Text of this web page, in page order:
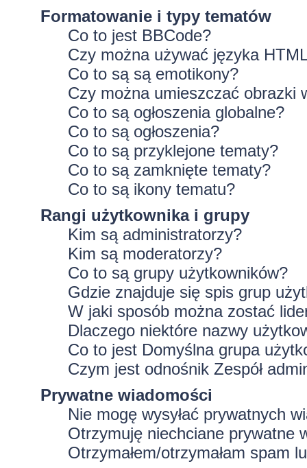
Formatowanie i typy tematów
Co to jest BBCode?
Czy można używać języka
Co to są są emotikony?
Czy można umieszczać obrazki
Co to są ogłoszenia globalne?
Co to są ogłoszenia?
Co to są przyklejone tematy?
Co to są zamknięte tematy?
Co to są ikony tematu?
Rangi użytkownika i grupy
Kim są administratorzy?
Kim są moderatorzy?
Co to są grupy użytkowników?
Gdzie znajduje się spis grup
W jaki sposób można zostać
Dlaczego niektóre nazwy
Co to jest Domyślna grupa
Czym jest odnośnik Zespół
Prywatne wiadomości
Nie mogę wysyłać prywatnych
Otrzymuję niechciane prywatne
Otrzymałem/otrzymałam spam